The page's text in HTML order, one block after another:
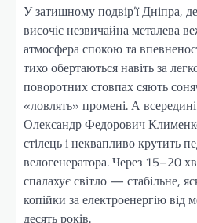
У затишному подвір’ї Дніпра,
височіє незвичайна металева
атмосфера спокою та
тихо обертаються навіть за
поворотних стовпах сяють
«ловлять» промені. А
Олександр Федорович
стілець і неквапливо крутить
велогенератора. Через 15–20
спалахує світло — стабільне,
копійки за електроенергію
десять років.